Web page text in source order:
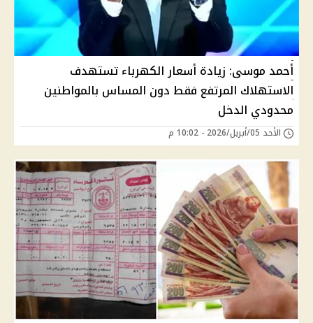
أحمد موسى: زيادة أسعار الكهرباء تستهدف
الاستهلاك المرتفع فقط دون المساس بالمواطنين
محدودي الدخل
الأحد 05/أبريل/2026 - 10:02 م